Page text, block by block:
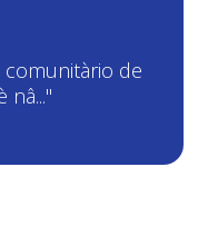
de
nâ..."